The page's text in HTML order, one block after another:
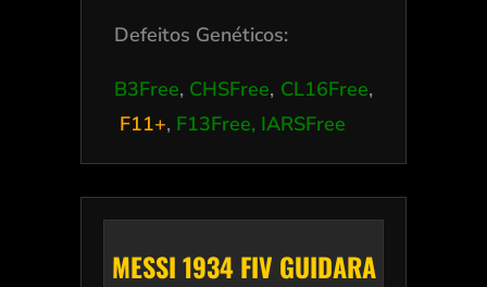
Defeitos Genéticos:
B3Free, CHSFree, CL16Free,
F11+, F13Free, IARSFree
MESSI 1934 FIV GUIDARA